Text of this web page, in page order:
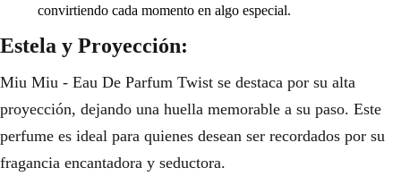
convirtiendo cada momento en algo especial.
Estela y Proyección:
Miu Miu - Eau De Parfum Twist se destaca por su alta
proyección, dejando una huella memorable a su paso. Este
perfume es ideal para quienes desean ser recordados por su
fragancia encantadora y seductora.